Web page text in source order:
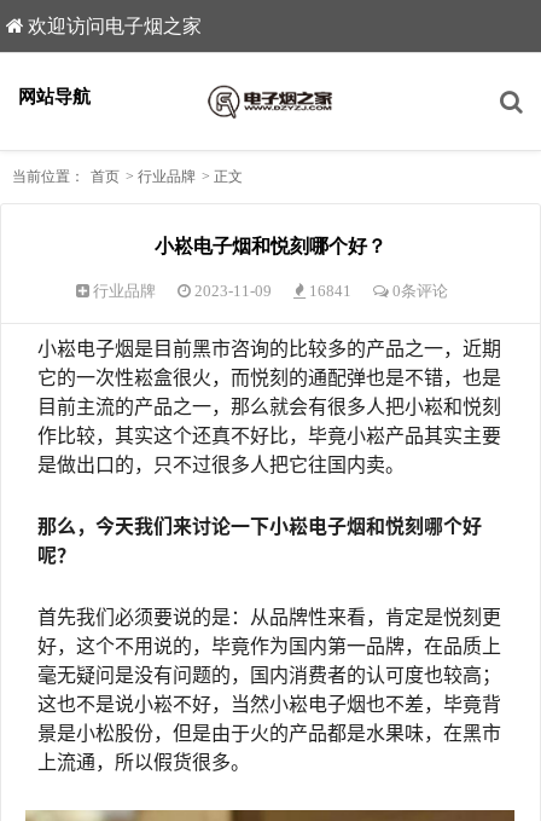
欢迎访问电子烟之家
网站导航
当前位置： 首页 > 行业品牌 > 正文
小崧电子烟和悦刻哪个好？
行业品牌 2023-11-09 16841 0条评论
小崧电子烟是目前黑市咨询的比较多的产品之一，近期
它的一次性崧盒很火，而悦刻的通配弹也是不错，也是
目前主流的产品之一，那么就会有很多人把小崧和悦刻
作比较，其实这个还真不好比，毕竟小崧产品其实主要
是做出口的，只不过很多人把它往国内卖。
那么，今天我们来讨论一下小崧电子烟和悦刻哪个好
呢？
首先我们必须要说的是：从品牌性来看，肯定是悦刻更
好，这个不用说的，毕竟作为国内第一品牌，在品质上
毫无疑问是没有问题的，国内消费者的认可度也较高；
这也不是说小崧不好，当然小崧电子烟也不差，毕竟背
景是小松股份，但是由于火的产品都是水果味，在黑市
上流通，所以假货很多。